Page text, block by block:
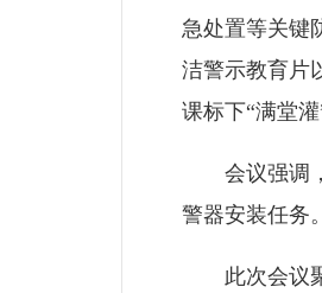
急处置等关键
洁警示教育片
课标下“满堂
会议强调，
警器安装任务。
此次会议聚